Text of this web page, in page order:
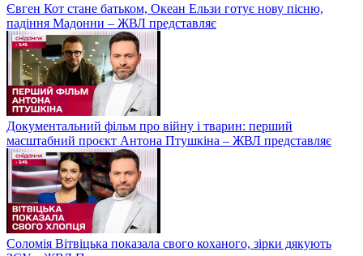
Євген Кот стане батьком, Океан Ельзи готує нову пісню,
падіння Мадонни – ЖВЛ представляє
Документальний фільм про війну і тварин: перший
масштабний проєкт Антона Птушкіна – ЖВЛ представляє
Соломія Вітвіцька показала свого коханого, зірки дякують